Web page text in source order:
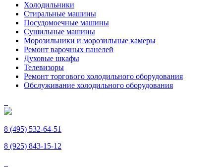
Холодильники
Стиральные машины
Посудомоечные машины
Сушильные машины
Морозильники и морозильные камеры
Ремонт варочных панелей
Духовые шкафы
Телевизоры
Ремонт торгового холодильного оборудования
Обслуживание холодильного оборудования
8 (495) 532-64-51
8 (925) 843-15-12